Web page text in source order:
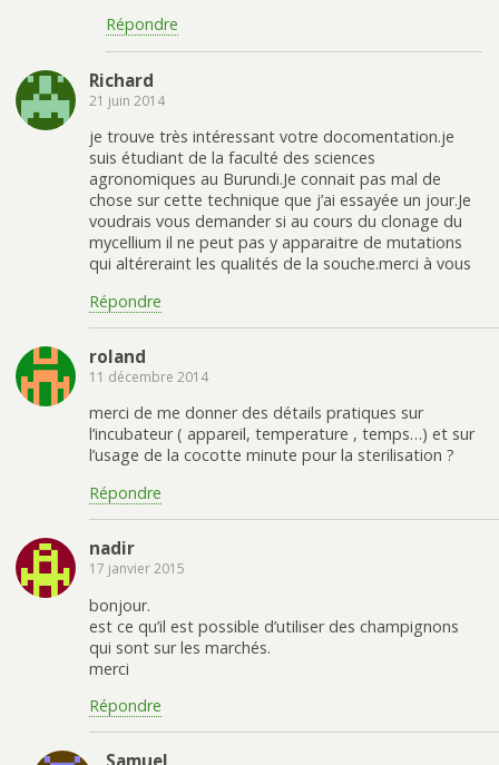
Répondre
Richard
21 juin 2014
je trouve très intéressant votre docomentation.je
suis étudiant de la faculté des sciences
agronomiques au Burundi.Je connait pas mal de
chose sur cette technique que j’ai essayée un jour.Je
voudrais vous demander si au cours du clonage du
mycellium il ne peut pas y apparaitre de mutations
qui altéreraint les qualités de la souche.merci à vous
Répondre
roland
11 décembre 2014
merci de me donner des détails pratiques sur
l’incubateur ( appareil, temperature , temps…) et sur
l’usage de la cocotte minute pour la sterilisation ?
Répondre
nadir
17 janvier 2015
bonjour.
est ce qu’il est possible d’utiliser des champignons
qui sont sur les marchés.
merci
Répondre